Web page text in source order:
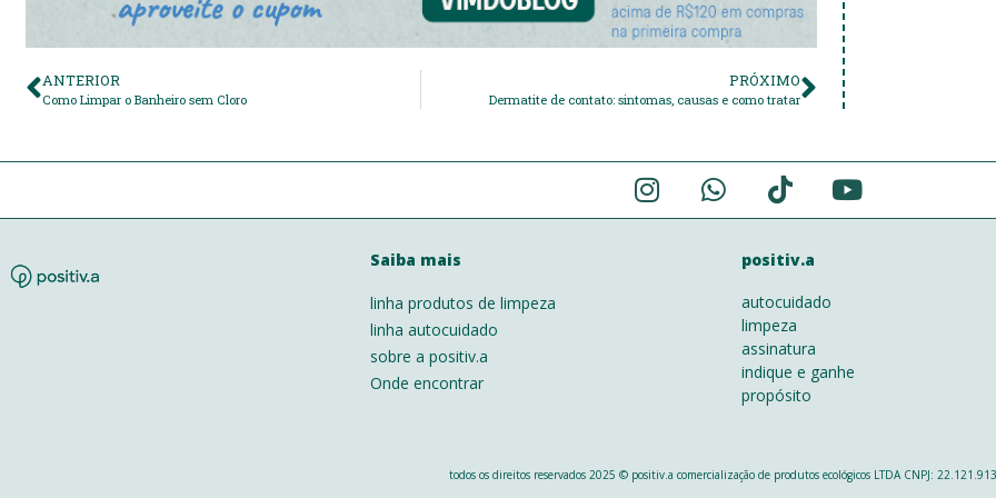
ANTERIOR
Como Limpar o Banheiro sem Cloro
PRÓXIMO
Dermatite de contato: sintomas, causas e como tratar
Saiba mais
linha produtos de limpeza
linha autocuidado
sobre a positiv.a
Onde encontrar
positiv.a
autocuidado
limpeza
assinatura
indique e ganhe
propósito
todos os direitos reservados 2025 © positiv.a comercialização de produtos ecológicos LTDA CNPJ: